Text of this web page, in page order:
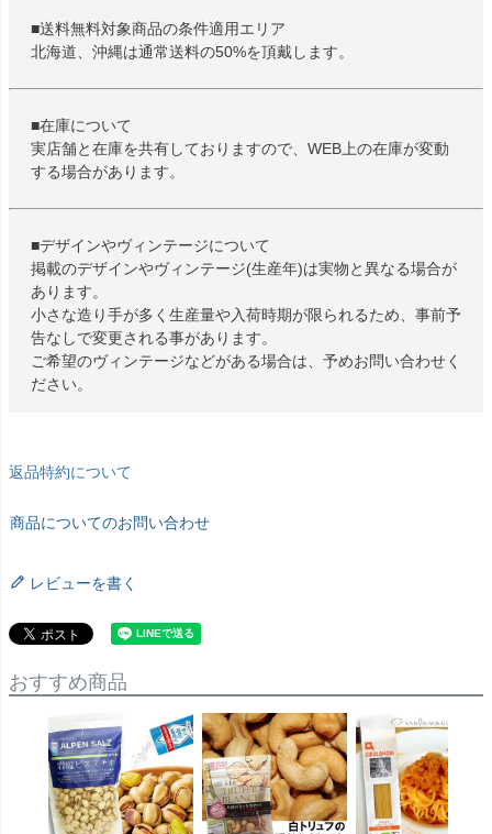
■送料無料対象商品の条件適用エリア
北海道、沖縄は通常送料の50%を頂戴します。
■在庫について
実店舗と在庫を共有しておりますので、WEB上の在庫が変動
する場合があります。
■デザインやヴィンテージについて
掲載のデザインやヴィンテージ(生産年)は実物と異なる場合が
あります。
小さな造り手が多く生産量や入荷時期が限られるため、事前予
告なしで変更される事があります。
ご希望のヴィンテージなどがある場合は、予めお問い合わせく
ださい。
返品特約について
商品についてのお問い合わせ
レビューを書く
おすすめ商品